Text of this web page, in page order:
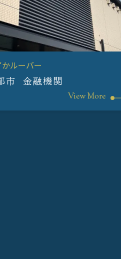
かルーバー
市 金融機関
View More